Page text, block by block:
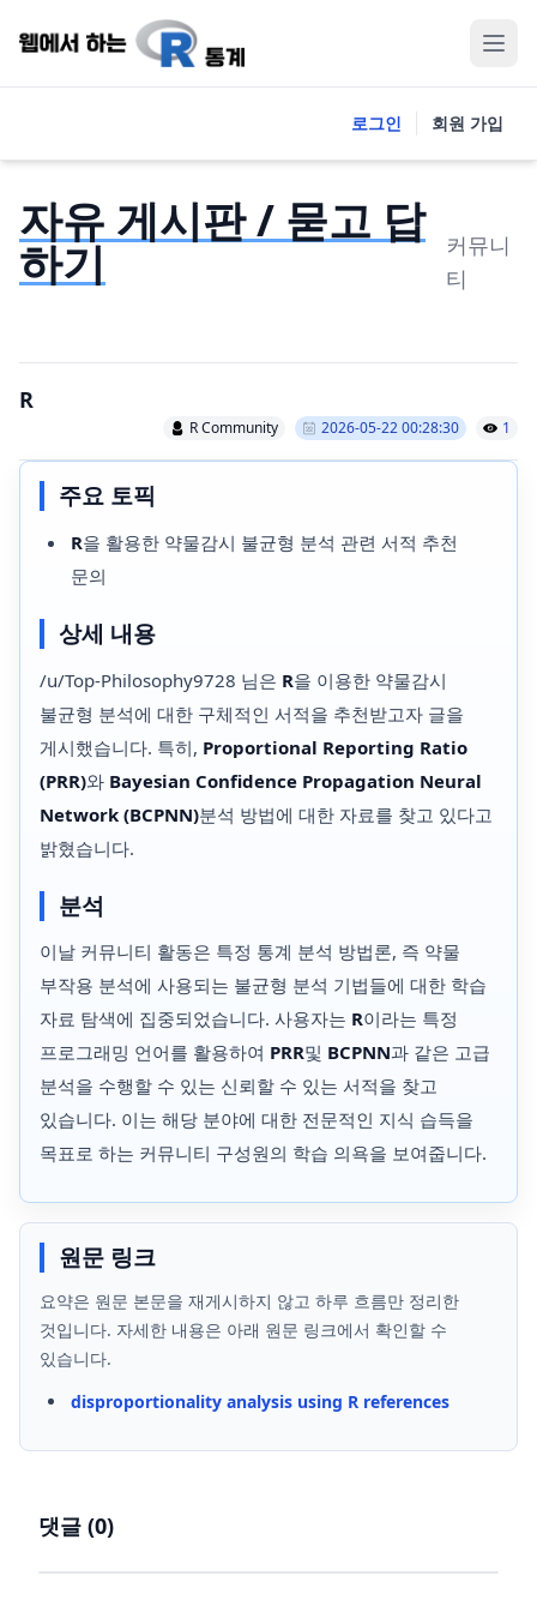
로그인 회원 가입
자유 게시판 / 묻고 답
하기
커뮤니
티
R
R Community 2026-05-22 00:28:30 1
주요 토픽
R을 활용한 약물감시 불균형 분석 관련 서적 추천
문의
상세 내용
/u/Top-Philosophy9728 님은 R을 이용한 약물감시
불균형 분석에 대한 구체적인 서적을 추천받고자 글을
게시했습니다. 특히, Proportional Reporting Ratio
(PRR)와 Bayesian Confidence Propagation Neural
Network (BCPNN)분석 방법에 대한 자료를 찾고 있다고
밝혔습니다.
분석
이날 커뮤니티 활동은 특정 통계 분석 방법론, 즉 약물
부작용 분석에 사용되는 불균형 분석 기법들에 대한 학습
자료 탐색에 집중되었습니다. 사용자는 R이라는 특정
프로그래밍 언어를 활용하여 PRR및 BCPNN과 같은 고급
분석을 수행할 수 있는 신뢰할 수 있는 서적을 찾고
있습니다. 이는 해당 분야에 대한 전문적인 지식 습득을
목표로 하는 커뮤니티 구성원의 학습 의욕을 보여줍니다.
원문 링크
요약은 원문 본문을 재게시하지 않고 하루 흐름만 정리한
것입니다. 자세한 내용은 아래 원문 링크에서 확인할 수
있습니다.
disproportionality analysis using R references
댓글 (0)